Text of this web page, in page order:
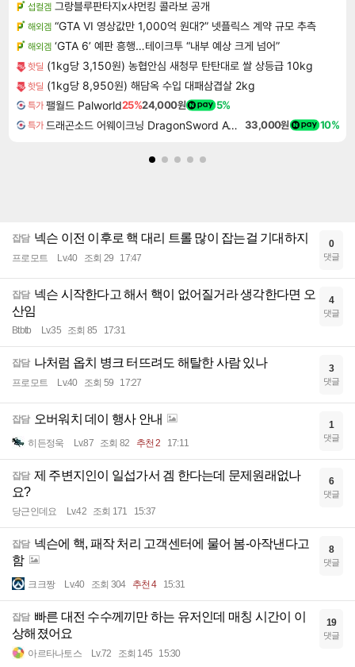
섭컬겜 그랑블루판타지x샤먼킹 콜라보 공개
해외겜 “GTA VI 영상값만 1,000억 원대?” 넷플릭스 계약 규모 추측
해외겜 ‘GTA 6’ 예판 흥행…테이크투 “내부 예상 크게 넘어”
핫딜 (1kg당 3,150원) 농협안심 새청무 탄탄대로 쌀 상등급 10kg
핫딜 (1kg당 8,950원) 해담옥 수입 대패삼겹살 2kg
특가 팰월드 Palworld25%24,000원 5%
특가 드래곤소드 어웨이크닝 DragonSword Awakening 33,000원 10%
잡담 넥슨 이전 이후로 핵 대리 트롤 많이 잡는걸 기대하지
프로모트 Lv.40 조회 29 17:47
0
댓글
잡담 넥슨 시작한다고 해서 핵이 없어질거라 생각한다면 오
산임
Btbtb Lv.35 조회 85 17:31
4
댓글
잡담 나처럼 옵치 병크 터뜨려도 해탈한 사람 있나
프로모트 Lv.40 조회 59 17:27
3
댓글
잡담 오버워치 데이 행사 안내
히든정욱 Lv.87 조회 82 추천 2 17:11
1
댓글
잡담 제 주변지인이 일섭가서 겜 한다는데 문제원래없나
요?
당근인데요 Lv.42 조회 171 15:37
6
댓글
잡담 넥슨에 핵, 패작 처리 고객센터에 물어 봄-아작낸다고
함
크크짱 Lv.40 조회 304 추천 4 15:31
8
댓글
잡담 빠른 대전 수수께끼만 하는 유저인데 매칭 시간이 이
상해졌어요
아르타나토스 Lv.72 조회 145 15:30
19
댓글